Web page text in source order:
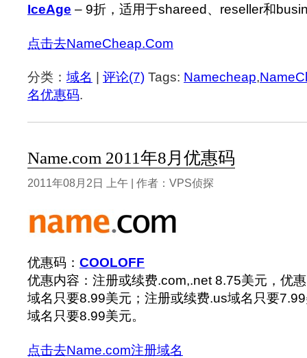
IceAge – 9折，适用于shareed、reseller和
点击去NameCheap.Com
分类： 域名 评论(7) Tags: Namecheap,
名优惠码.
Name.com 2011年8月优惠码
2011年08月2日 上午 | 作者：VPS侦探
优惠码： COOLOFF
优惠内容：注册或续费.com,.net 8.75美元，优
域名只要8.99美元；注册或续费.us域名只要
域名只要8.99美元。
点击去Name.com注册域名